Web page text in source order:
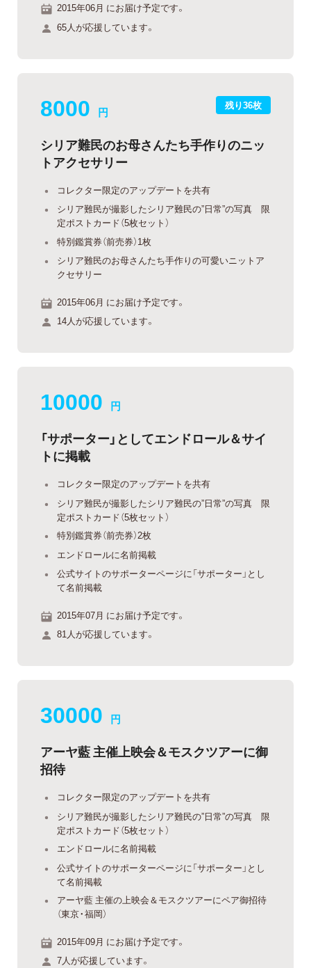
2015年06月 にお届け予定です。
65人が応援しています。
残り36枚
8000 円
シリア難民のお母さんたち手作りのニッ
トアクセサリー
コレクター限定のアップデートを共有
シリア難民が撮影したシリア難民の”日常”の写真 限
定ポストカード（5枚セット）
特別鑑賞券（前売券）1枚
シリア難民のお母さんたち手作りの可愛いニットア
クセサリー
2015年06月 にお届け予定です。
14人が応援しています。
10000 円
「サポーター」としてエンドロール＆サイ
トに掲載
コレクター限定のアップデートを共有
シリア難民が撮影したシリア難民の”日常”の写真 限
定ポストカード（5枚セット）
特別鑑賞券（前売券）2枚
エンドロールに名前掲載
公式サイトのサポーターページに「サポーター」とし
て名前掲載
2015年07月 にお届け予定です。
81人が応援しています。
30000 円
アーヤ藍 主催上映会＆モスクツアーに御
招待
コレクター限定のアップデートを共有
シリア難民が撮影したシリア難民の”日常”の写真 限
定ポストカード（5枚セット）
エンドロールに名前掲載
公式サイトのサポーターページに「サポーター」とし
て名前掲載
アーヤ藍 主催の上映会＆モスクツアーにペア御招待
（東京・福岡）
2015年09月 にお届け予定です。
7人が応援しています。